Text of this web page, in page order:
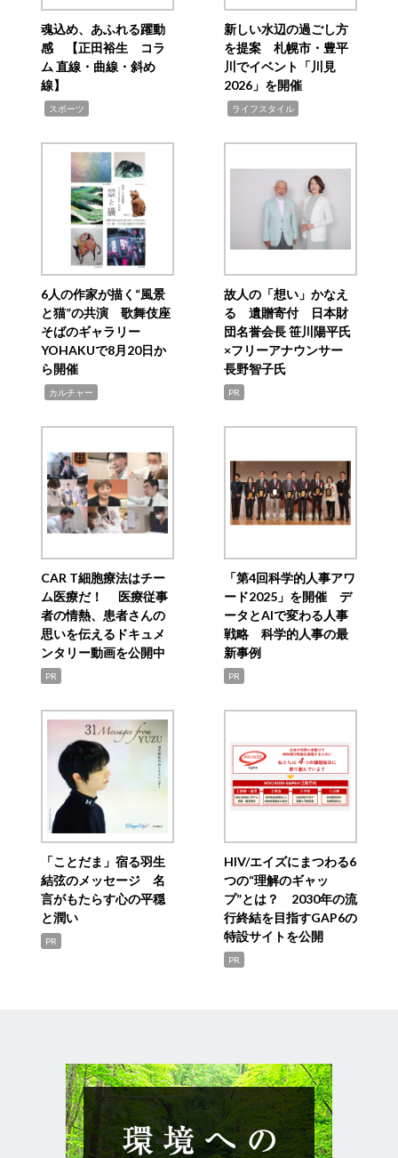
魂込め、あふれる躍動
感 【正田裕生 コラ
ム 直線・曲線・斜め
線】
スポーツ
新しい水辺の過ごし方
を提案 札幌市・豊平
川でイベント「川見
2026」を開催
ライフスタイル
6人の作家が描く“風景
と猫”の共演 歌舞伎座
そばのギャラリー
YOHAKUで8月20日か
ら開催
カルチャー
故人の「想い」かなえ
る 遺贈寄付 日本財
団名誉会長 笹川陽平氏
×フリーアナウンサー
長野智子氏
PR
CAR T細胞療法はチー
ム医療だ！ 医療従事
者の情熱、患者さんの
思いを伝えるドキュメ
ンタリー動画を公開中
PR
「第4回科学的人事アワ
ード2025」を開催 デ
ータとAIで変わる人事
戦略 科学的人事の最
新事例
PR
「ことだま」宿る羽生
結弦のメッセージ 名
言がもたらす心の平穏
と潤い
PR
HIV/エイズにまつわる6
つの“理解のギャッ
プ”とは？ 2030年の流
行終結を目指すGAP6の
特設サイトを公開
PR